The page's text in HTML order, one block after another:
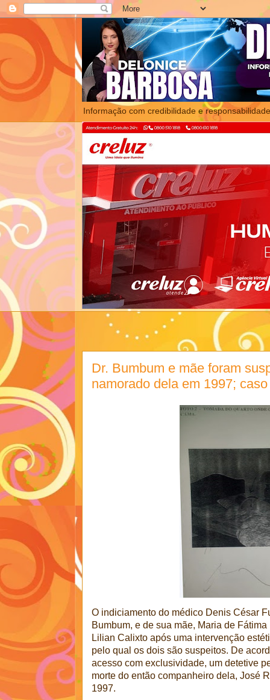
Informação com credibilidade e
Dr. Bumbum e mãe foram
namorado dela em 1997;
O indiciamento do médico Denis César
Bumbum, e de sua mãe, Maria de
Lilian Calixto após uma intervenção
pelo qual os dois são suspeitos. De
acesso com exclusividade, um detetive
morte do então companheiro dela, José
1997.